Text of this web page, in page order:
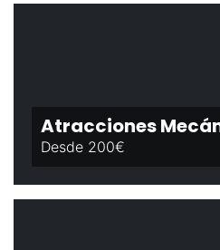
Atracciones
Desde 200€